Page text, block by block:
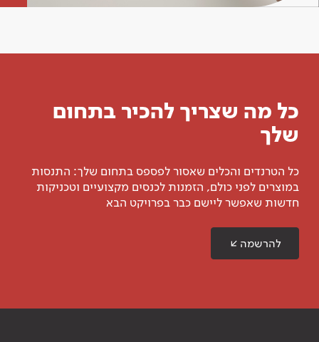
כל מה שצריך להכיר בתחום
שלך
כל הטרנדים והכלים שאסור לפספס בתחום שלך: התנסות
במוצרים לפני כולם, הזמנות לכנסים מקצועיים וטכניקות
חדשות שאפשר ליישם כבר בפרויקט הבא
להרשמה